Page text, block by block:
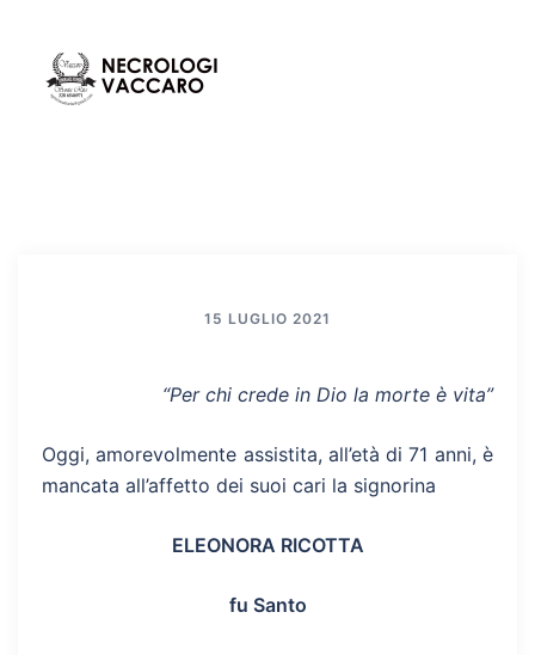
contenuto
15 LUGLIO 2021
“Per chi crede in Dio la morte è vita”
Oggi, amorevolmente assistita, all’età di 71 anni, è
mancata all’affetto dei suoi cari la signorina
ELEONORA RICOTTA
fu Santo